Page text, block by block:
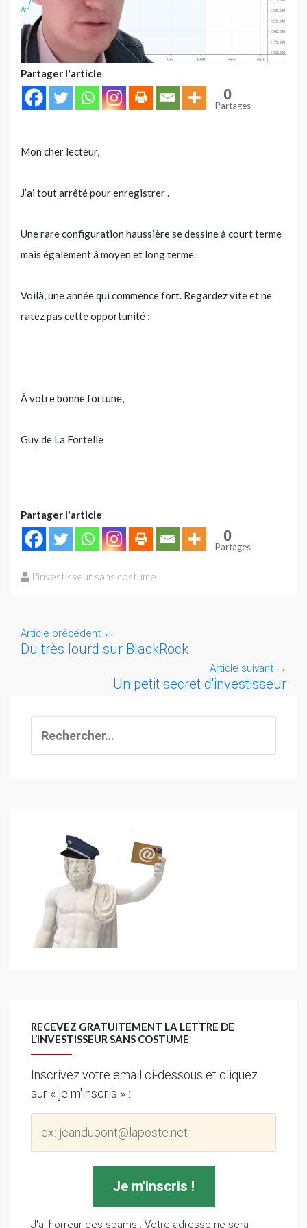
Partager l'article
0
Partages
Mon cher lecteur,
J’ai tout arrêté pour enregistrer .
Une rare configuration haussière se dessine à court terme
mais également à moyen et long terme.
Voilà, une année qui commence fort. Regardez vite et ne
ratez pas cette opportunité :
À votre bonne fortune,
Guy de La Fortelle
Partager l'article
0
Partages
L'investisseur sans costume
Article précédent ←
Du très lourd sur BlackRock
Article suivant →
Un petit secret d'investisseur
RECEVEZ GRATUITEMENT LA LETTRE DE
L’INVESTISSEUR SANS COSTUME
Inscrivez votre email ci-dessous et cliquez
sur « je m'inscris » :
J'ai horreur des spams : Votre adresse ne sera